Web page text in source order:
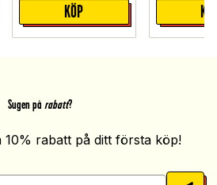
KÖP
Sugen på rabatt?
10% rabatt på ditt första köp!